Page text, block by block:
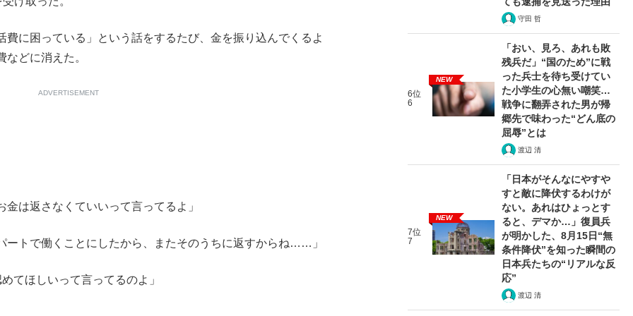
に困っている」という話をするたび、金を振り込んでくるよ
どに消えた。
ADVERTISEMENT
は返さなくていいって言ってるよ」
ートで働くことにしたから、またそのうちに返すからね……」
てほしいって言ってるのよ」
守田 哲
6位
6
NEW
「おい、見ろ、あれも敗
残兵だ」“国のため”に戦
った兵士を待ち受けてい
た小学生の心無い嘲笑…
戦争に翻弄された男が帰
郷先で味わった“どん底の
屈辱”とは
渡辺 清
7位
7
NEW
「日本がそんなにやすや
すと敵に降伏するわけが
ない。あれはひょっとす
ると、デマか…」復員兵
が明かした、8月15日“無
条件降伏”を知った瞬間の
日本兵たちの“リアルな反
応”
渡辺 清